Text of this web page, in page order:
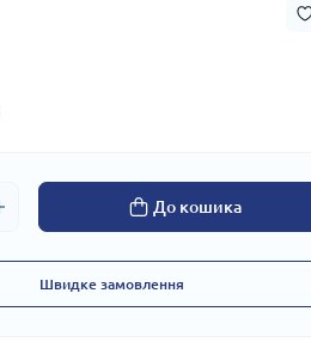
До кошика
Швидке замовлення